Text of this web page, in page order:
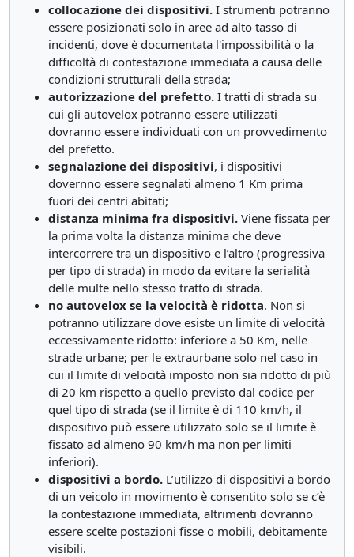
collocazione dei dispositivi. I strumenti potranno
essere posizionati solo in aree ad alto tasso di
incidenti, dove è documentata l'impossibilità o la
difficoltà di contestazione immediata a causa delle
condizioni strutturali della strada;
autorizzazione del prefetto. I tratti di strada su
cui gli autovelox potranno essere utilizzati
dovranno essere individuati con un provvedimento
del prefetto.
segnalazione dei dispositivi, i dispositivi
dovernno essere segnalati almeno 1 Km prima
fuori dei centri abitati;
distanza minima fra dispositivi. Viene fissata per
la prima volta la distanza minima che deve
intercorrere tra un dispositivo e l’altro (progressiva
per tipo di strada) in modo da evitare la serialità
delle multe nello stesso tratto di strada.
no autovelox se la velocità è ridotta. Non si
potranno utilizzare dove esiste un limite di velocità
eccessivamente ridotto: inferiore a 50 Km, nelle
strade urbane; per le extraurbane solo nel caso in
cui il limite di velocità imposto non sia ridotto di più
di 20 km rispetto a quello previsto dal codice per
quel tipo di strada (se il limite è di 110 km/h, il
dispositivo può essere utilizzato solo se il limite è
fissato ad almeno 90 km/h ma non per limiti
inferiori).
dispositivi a bordo. L’utilizzo di dispositivi a bordo
di un veicolo in movimento è consentito solo se c’è
la contestazione immediata, altrimenti dovranno
essere scelte postazioni fisse o mobili, debitamente
visibili.